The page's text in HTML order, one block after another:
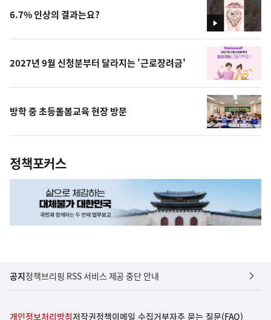
영
상
6.7% 인상의 결과는요?
2027년 9월 신청분부터 달라지는 '근로장려금'
방학 중 초등돌봄교육 현장 방문
정책포커스
공지정책브리핑 RSS 서비스 제공 중단 안내
개인정보처리방침저작권정책이메일 수집거부자주 묻는 질문(FAQ)